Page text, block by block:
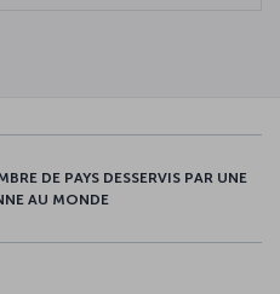
DE PAYS DESSERVIS PAR UNE
AU MONDE